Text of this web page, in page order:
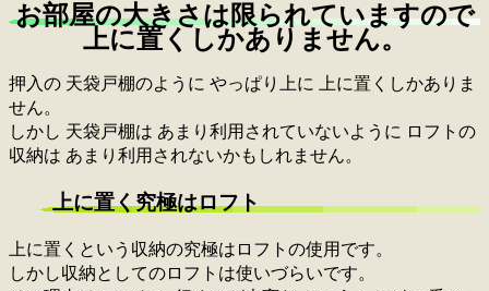
お部屋の大きさは限られていますので
上に置くしかありません。
押入の 天袋戸棚のように やっぱり上に 上に置くしかありま
せん。
しかし 天袋戸棚は あまり利用されていないように ロフトの
収納は あまり利用されないかもしれません。
上に置く究極はロフト
上に置くという収納の究極はロフトの使用です。
しかし収納としてのロフトは使いづらいです。